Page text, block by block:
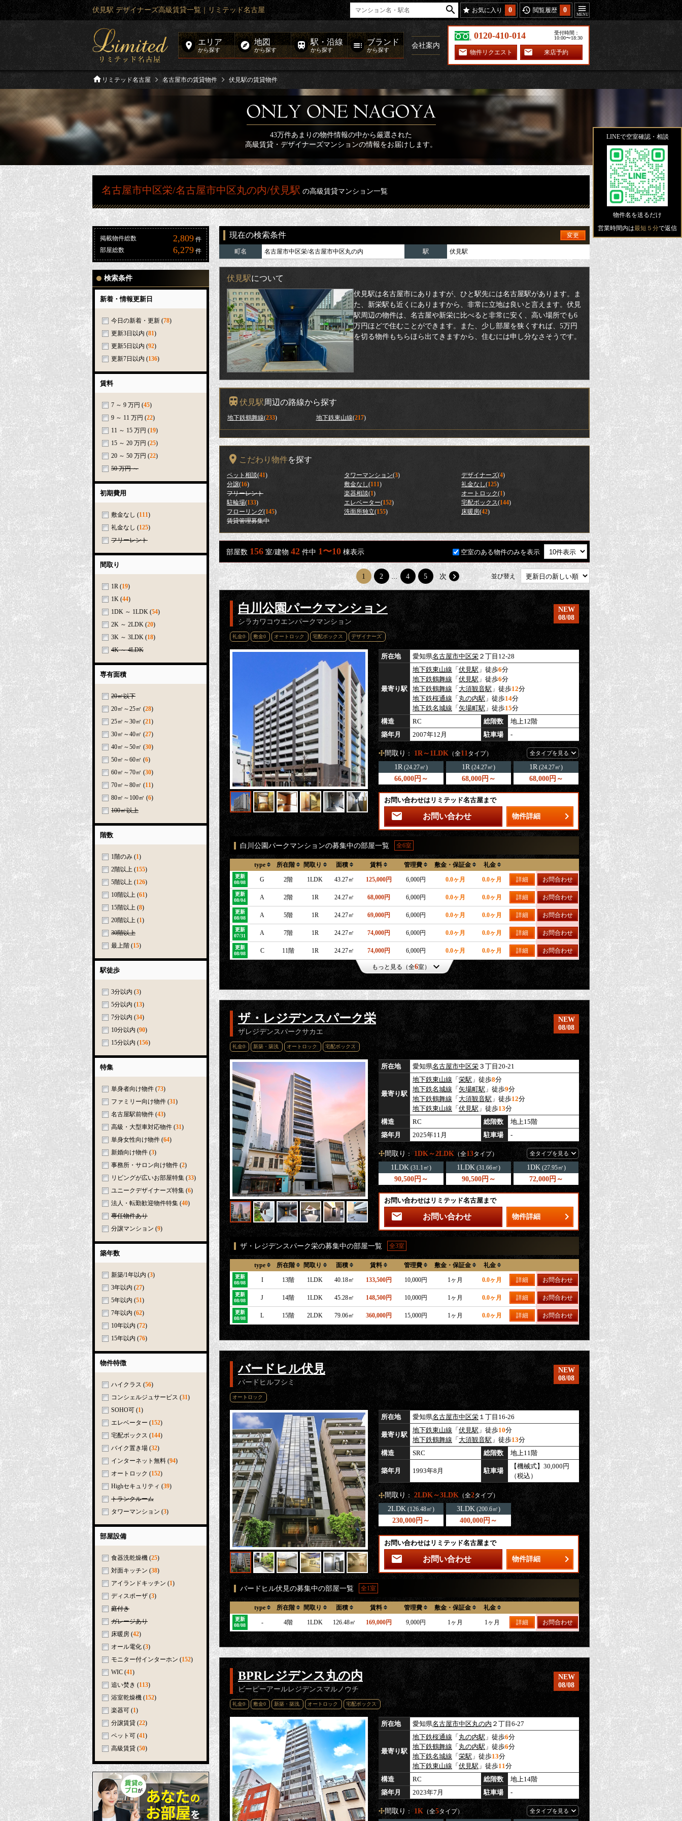
伏見駅 デザイナーズ高級賃貸一覧｜リミテッド名古屋 お気に入り 0 閲覧履歴 0
エリア
から探す
地図
から探す
駅・沿線
から探す
ブランド
から探す
会社案内
0120-410-014
受付時間：
10:00〜18:30
物件リクエスト 来店予約
リミテッド名古屋 名古屋市の賃貸物件 伏見駅の賃貸物件
43万件あまりの物件情報の中から厳選された
高級賃貸・デザイナーズマンションの情報をお届けします。
名古屋市中区栄/名古屋市中区丸の内/伏見駅 の高級賃貸マンション一覧
掲載物件総数 2,809 件
部屋総数
6,279 件
検索条件
新着・情報更新日
今日の新着・更新 (78)
更新3日以内 (81)
更新5日以内 (92)
更新7日以内 (136)
賃料
7 ～ 9 万円 (45)
9 ～ 11 万円 (22)
11 ～ 15 万円 (19)
15 ～ 20 万円 (25)
20 ～ 50 万円 (22)
50 万円 ～
初期費用
敷金なし (111)
礼金なし (125)
フリーレント
間取り
1R (19)
1K (44)
1DK ～ 1LDK (54)
2K ～ 2LDK (20)
3K ～ 3LDK (18)
4K ～ 4LDK
専有面積
20㎡以下
20㎡～25㎡ (28)
25㎡～30㎡ (21)
30㎡～40㎡ (27)
40㎡～50㎡ (30)
50㎡～60㎡ (6)
60㎡～70㎡ (30)
70㎡～80㎡ (11)
80㎡～100㎡ (6)
100㎡以上
階数
1階のみ (1)
2階以上 (155)
5階以上 (126)
10階以上 (61)
15階以上 (8)
20階以上 (1)
30階以上
最上階 (15)
駅徒歩
3分以内 (3)
5分以内 (13)
7分以内 (34)
10分以内 (90)
15分以内 (156)
特集
単身者向け物件 (73)
ファミリー向け物件 (31)
名古屋駅前物件 (43)
高級・大型車対応物件 (31)
単身女性向け物件 (64)
新婚向け物件 (3)
事務所・サロン向け物件 (2)
リビングが広いお部屋特集 (33)
ユニークデザイナーズ特集 (6)
法人・転勤歓迎物件特集 (40)
専任物件あり
分譲マンション (9)
築年数
新築/1年以内 (3)
3年以内 (27)
5年以内 (51)
7年以内 (62)
10年以内 (72)
15年以内 (76)
物件特徴
ハイクラス (56)
コンシェルジュサービス (31)
SOHO可 (1)
エレベーター (152)
宅配ボックス (144)
バイク置き場 (32)
インターネット無料 (94)
オートロック (152)
Highセキュリティ (39)
トランクルーム
タワーマンション (3)
部屋設備
食器洗乾燥機 (25)
対面キッチン (38)
アイランドキッチン (1)
ディスポーザ (3)
庭付き
ガレージあり
床暖房 (42)
オール電化 (3)
モニター付インターホン (152)
WIC (41)
追い焚き (113)
浴室乾燥機 (152)
楽器可 (1)
分譲賃貸 (22)
ペット可 (41)
高級賃貸 (50)
現在の検索条件 変更
町名 名古屋市中区栄/名古屋市中区丸の内 駅 伏見駅
伏見駅について
伏見駅は名古屋市にありますが、ひと駅先には名古屋駅があります。ま
た、新栄駅も近くにありますから、非常に立地は良いと言えます。伏見
駅周辺の物件は、名古屋や新栄に比べると非常に安く、高い場所でも6
万円ほどで住むことができます。また、少し部屋を狭くすれば、5万円
を切る物件もちらほら出てきますから、住むには申し分なさそうです。
伏見駅周辺の路線から探す
地下鉄鶴舞線(233) 地下鉄東山線(217)
こだわり物件を探す
ペット相談(41) タワーマンション(3) デザイナーズ(4)
分譲(16) 敷金なし(111) 礼金なし(125)
フリーレント
楽器相談(1) オートロック(1)
駐輪場(133) エレベーター(152) 宅配ボックス(144)
フローリング(145) 洗面所独立(155) 床暖房(42)
賃貸管理募集中
部屋数 156 室/建物 42 件中 1〜10 棟表示 空室のある物件のみを表示
1 2 ... 4 5 次 並び替え
白川公園パークマンション
シラカワコウエンパークマンション
NEW
08/08
礼金0 敷金0 オートロック 宅配ボックス デザイナーズ
所在地 愛知県名古屋市中区栄 ２丁目12-28
最寄り駅
地下鉄東山線 「 伏見駅 」徒歩6分
地下鉄鶴舞線 「 伏見駅 」徒歩6分
地下鉄鶴舞線 「 大須観音駅 」徒歩12分
地下鉄桜通線 「 丸の内駅 」徒歩14分
地下鉄名城線 「 矢場町駅 」徒歩15分
構造
RC 総階数
地上12階
築年月
2007年12月 駐車場 -
間取り ： 1R～1LDK （全11 タイプ） 全タイプを見る
1R(24.27㎡)
66,000円～
1R(24.27㎡)
68,000円～
1R(24.27㎡)
68,000円～
お問い合わせはリミテッド名古屋まで
お問い合わせ 物件詳細
白川公園パークマンションの募集中の部屋一覧 全6室
type 所在階 間取り 面積 賃料 管理費 敷金・保証金 礼金
更新
08/08
G 2階 1LDK 43.27㎡ 125,000円 6,000円 0.0ヶ月 0.0ヶ月 詳細 お問合わせ
更新
08/04
A 2階 1R 24.27㎡ 68,000円 6,000円 0.0ヶ月 0.0ヶ月 詳細 お問合わせ
更新
08/08
A 5階 1R 24.27㎡ 69,000円 6,000円 0.0ヶ月 0.0ヶ月 詳細 お問合わせ
更新
07/31
A 7階 1R 24.27㎡ 74,000円 6,000円 0.0ヶ月 0.0ヶ月 詳細 お問合わせ
更新
08/08
C 11階 1R 24.27㎡ 74,000円 6,000円 0.0ヶ月 0.0ヶ月 詳細 お問合わせ
もっと見る（全6室）
ザ・レジデンスパーク栄
ザレジデンスパークサカエ
NEW
08/08
礼金0 新築・築浅 オートロック 宅配ボックス
所在地 愛知県名古屋市中区栄 ３丁目20-21
最寄り駅
地下鉄東山線 「 栄駅 」徒歩8分
地下鉄名城線 「 矢場町駅 」徒歩9分
地下鉄鶴舞線 「 大須観音駅 」徒歩12分
地下鉄東山線 「 伏見駅 」徒歩13分
構造
RC 総階数
地上15階
築年月
2025年11月 駐車場 -
間取り ： 1DK～2LDK （全13タイプ） 全タイプを見る
1LDK (31.1㎡)
90,500円～
1LDK (31.66㎡)
90,500円～
1DK(27.95㎡)
72,000円～
お問い合わせはリミテッド名古屋まで
お問い合わせ 物件詳細
ザ・レジデンスパーク栄の募集中の部屋一覧 全3室
type 所在階 間取り 面積 賃料 管理費 敷金・保証金 礼金
更新
08/08
I 13階 1LDK 40.18㎡ 133,500円 10,000円 1ヶ月 0.0ヶ月 詳細 お問合わせ
更新
08/08
J 14階 1LDK 45.28㎡ 148,500円 10,000円 1ヶ月 0.0ヶ月 詳細 お問合わせ
更新
08/08
L 15階 2LDK 79.06㎡ 360,000円 15,000円 1ヶ月 0.0ヶ月 詳細 お問合わせ
バードヒル伏見
バードヒルフシミ
NEW
08/08
オートロック
所在地 愛知県名古屋市中区栄 １丁目16-26
最寄り駅
地下鉄東山線 「 伏見駅 」徒歩10分
地下鉄鶴舞線 「 大須観音駅 」徒歩13分
構造
SRC 総階数 地上11階
築年月 1993年8月 駐車場
【機械式】30,000円
（税込）
間取り ： 2LDK～3LDK （全2タイプ）
2LDK (126.48㎡)
230,000円～
3LDK (200.6㎡)
400,000円～
お問い合わせはリミテッド名古屋まで
お問い合わせ 物件詳細
バードヒル伏見の募集中の部屋一覧 全1室
type 所在階 間取り 面積 賃料 管理費 敷金・保証金 礼金
更新
08/08
- 4階 1LDK 126.48㎡ 169,000円 9,000円 1ヶ月 1ヶ月 詳細 お問合わせ
BPRレジデンス丸の内
ビーピーアールレジデンスマルノウチ
NEW
08/08
礼金0 敷金0 新築・築浅 オートロック 宅配ボックス
所在地 愛知県名古屋市中区丸の内 ２丁目6-27
最寄り駅
地下鉄桜通線 「 丸の内駅 」徒歩6分
地下鉄鶴舞線 「 丸の内駅 」徒歩6分
地下鉄名城線 「 栄駅 」徒歩13分
地下鉄東山線 「 伏見駅 」徒歩11分
構造
RC 総階数
地上14階
築年月
2023年7月 駐車場 -
間取り ： 1K （全5タイプ） 全タイプを見る
LINEで空室確認・相談
物件名を送るだけ
営業時間内は最短５分で返信